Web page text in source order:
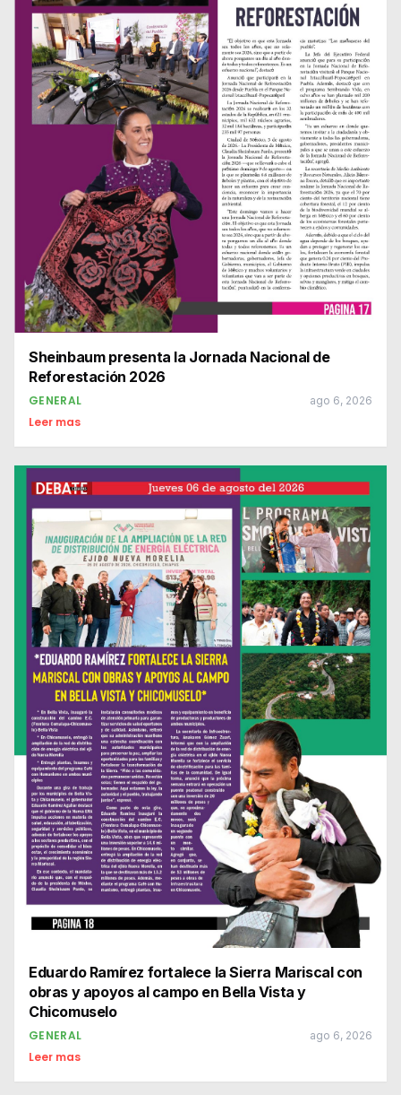
Sheinbaum presenta la Jornada Nacional de
Reforestación 2026
GENERAL ago 6, 2026
Leer mas
Eduardo Ramírez fortalece la Sierra Mariscal con
obras y apoyos al campo en Bella Vista y
Chicomuselo
GENERAL ago 6, 2026
Leer mas